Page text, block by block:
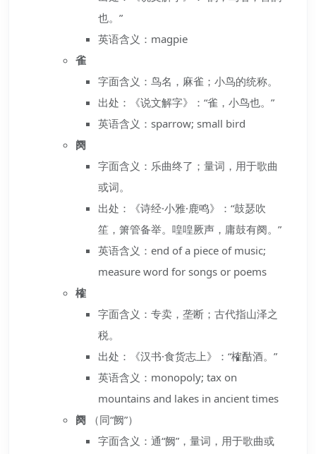
也。”
英语含义：magpie
雀
字面含义：鸟名，麻雀；小鸟的统称。
出处：《说文解字》：“雀，小鸟也。”
英语含义：sparrow; small bird
阕
字面含义：乐曲终了；量词，用于歌曲
或词。
出处：《诗经·小雅·鹿鸣》：“鼓瑟吹
笙，箫管备举。喤喤厥声，庸鼓有阕。”
英语含义：end of a piece of music;
measure word for songs or poems
榷
字面含义：专卖，垄断；古代指山泽之
税。
出处：《汉书·食货志上》：“榷酤酒。”
英语含义：monopoly; tax on
mountains and lakes in ancient times
阕 （同“阙”）
字面含义：通“阙”，量词，用于歌曲或